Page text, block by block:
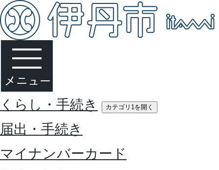
くらし・手続き カテゴリ1を開く
届出・手続き
マイナンバーカード